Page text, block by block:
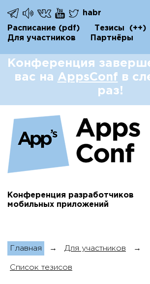
habr
Расписание (pdf) Тезисы (++)
Для участников
Партнёры
Конференция
вас на AppsConf в
раз!
Конференция разработчиков
мобильных приложений
Главная → Для участников →
Список тезисов